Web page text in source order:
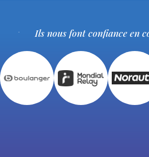
Ils nous font confiance en